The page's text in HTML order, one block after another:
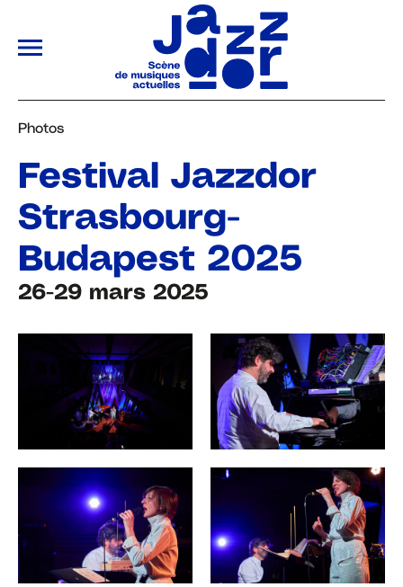
ALLER AU CONTENU PRINCIPAL
Photos
Festival Jazzdor
Strasbourg-
Budapest 2025
26-29 mars 2025